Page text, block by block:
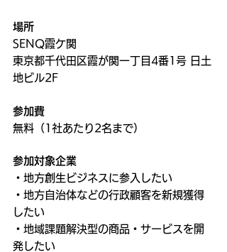
場所
SENQ霞ケ関
東京都千代田区霞が関一丁目4番1号 日土
地ビル2F
参加費
無料（1社あたり2名まで）
参加対象企業
・地方創生ビジネスに参入したい
・地方自治体などの行政顧客を新規獲得
したい
・地域課題解決型の商品・サービスを開
発したい